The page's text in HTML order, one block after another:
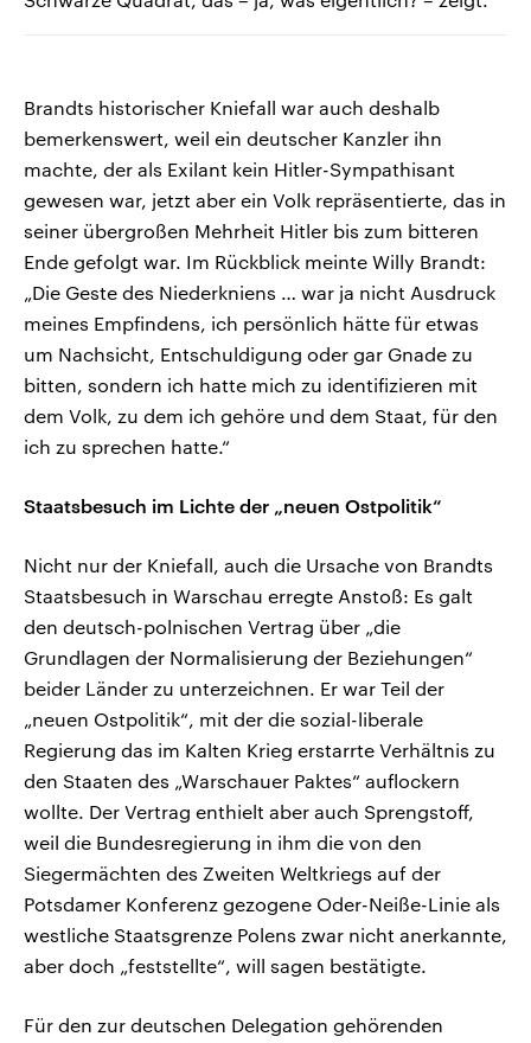
Brandts historischer Kniefall war auch deshalb
bemerkenswert, weil ein deutscher Kanzler ihn
machte, der als Exilant kein Hitler-Sympathisant
gewesen war, jetzt aber ein Volk repräsentierte, das in
seiner übergroßen Mehrheit Hitler bis zum bitteren
Ende gefolgt war. Im Rückblick meinte Willy Brandt:
„Die Geste des Niederkniens … war ja nicht Ausdruck
meines Empfindens, ich persönlich hätte für etwas
um Nachsicht, Entschuldigung oder gar Gnade zu
bitten, sondern ich hatte mich zu identifizieren mit
dem Volk, zu dem ich gehöre und dem Staat, für den
ich zu sprechen hatte.“
Staatsbesuch im Lichte der „neuen Ostpolitik“
Nicht nur der Kniefall, auch die Ursache von Brandts
Staatsbesuch in Warschau erregte Anstoß: Es galt
den deutsch-polnischen Vertrag über „die
Grundlagen der Normalisierung der Beziehungen“
beider Länder zu unterzeichnen. Er war Teil der
„neuen Ostpolitik“, mit der die sozial-liberale
Regierung das im Kalten Krieg erstarrte Verhältnis zu
den Staaten des „Warschauer Paktes“ auflockern
wollte. Der Vertrag enthielt aber auch Sprengstoff,
weil die Bundesregierung in ihm die von den
Siegermächten des Zweiten Weltkriegs auf der
Potsdamer Konferenz gezogene Oder-Neiße-Linie als
westliche Staatsgrenze Polens zwar nicht anerkannte,
aber doch „feststellte“, will sagen bestätigte.
Für den zur deutschen Delegation gehörenden